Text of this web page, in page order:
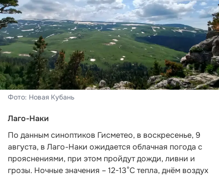
Фото: Новая Кубань
Лаго-Наки
По данным синоптиков Гисметео, в воскресенье, 9
августа, в Лаго-Наки ожидается облачная погода с
прояснениями, при этом пройдут дожди, ливни и
грозы. Ночные значения – 12-13°С тепла, днём воздух